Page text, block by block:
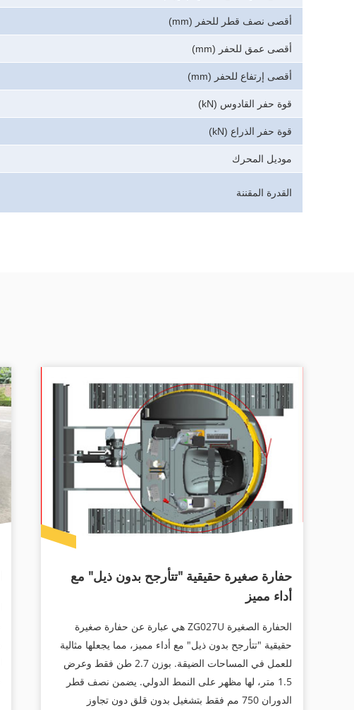
أقصى نصف قطر للحفر (mm)
أقصى عمق للحفر (mm)
أقصى إرتفاع للحفر (mm)
قوة حفر القادوس (kN)
قوة حفر الذراع (kN)
موديل المحرك
القدرة المقننة
حفارة صغيرة حقيقية "تتأرجح بدون ذيل" مع
أداء مميز
الحفارة الصغيرة ZG027U هي عبارة عن حفارة صغيرة
حقيقية "تتأرجح بدون ذيل" مع أداء مميز، مما يجعلها مثالية
للعمل في المساحات الضيقة. بوزن 2.7 طن فقط وعرض
1.5 متر، لها مظهر على النمط الدولي. يضمن نصف قطر
الدوران 750 مم فقط بتشغيل بدون قلق دون تجاوز